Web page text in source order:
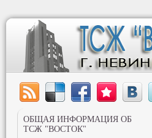
ОБЩАЯ ИНФОРМАЦИЯ ОБ
ТСЖ "ВОСТОК"